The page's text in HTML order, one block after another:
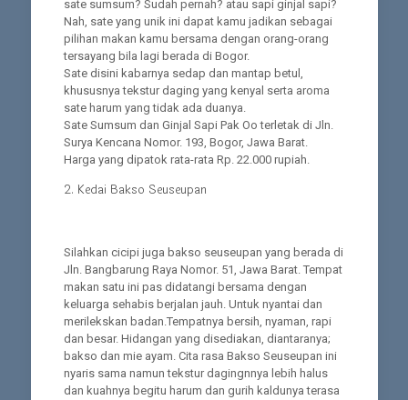
sate sumsum? Sudah pernah? atau sapi ginjal sapi?
Nah, sate yang unik ini dapat kamu jadikan sebagai
pilihan makan kamu bersama dengan orang-orang
tersayang bila lagi berada di Bogor.
Sate disini kabarnya sedap dan mantap betul,
khususnya tekstur daging yang kenyal serta aroma
sate harum yang tidak ada duanya.
Sate Sumsum dan Ginjal Sapi Pak Oo terletak di Jln.
Surya Kencana Nomor. 193, Bogor, Jawa Barat.
Harga yang dipatok rata-rata Rp. 22.000 rupiah.
2. Kedai Bakso Seuseupan
Silahkan cicipi juga bakso seuseupan yang berada di
Jln. Bangbarung Raya Nomor. 51, Jawa Barat. Tempat
makan satu ini pas didatangi bersama dengan
keluarga sehabis berjalan jauh. Untuk nyantai dan
merilekskan badan.Tempatnya bersih, nyaman, rapi
dan besar. Hidangan yang disediakan, diantaranya;
bakso dan mie ayam. Cita rasa Bakso Seuseupan ini
nyaris sama namun tekstur dagingnnya lebih halus
dan kuahnya begitu harum dan gurih kaldunya terasa